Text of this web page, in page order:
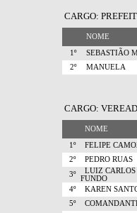
CARGO:
NOME
1º SEBASTIÃO
2º
MANUELA
CARGO:
NOME
1º FELIPE
2º
PEDRO RUAS
3º
LUIZ CARLOS
FUNDO
4º
KAREN
5º